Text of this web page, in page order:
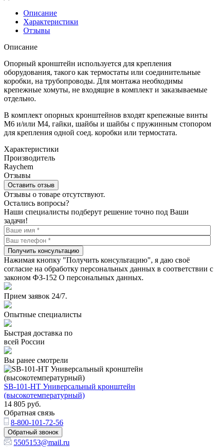
Описание
Характеристики
Отзывы
Описание
Опорный кронштейн используется для крепления
оборудования, такого как термостаты или соединительные
коробки, на трубопроводы. Для монтажа необходимы
крепежные хомуты, не входящие в комплект и заказываемые
отдельно.
В комплект опорных кронштейнов входят крепежные винты
M6 и/или M4, гайки, шайбы и шайбы с пружинным стопором
для крепления одной соед. коробки или термостата.
Характеристики
Производитель
Raychem
Отзывы
Оставить отзыв
Отзывы о товаре отсутствуют.
Остались вопросы?
Наши специалисты подберут решение точно под Ваши
задачи!
Получить консультацию
Нажимая кнопку "Получить консультацию", я даю своё
согласие на обработку персональных данных в соответствии с
законом ФЗ-152 О персональных данных.
Прием заявок 24/7.
Опытные специалисты
Быстрая доставка по
всей России
Вы ранее смотрели
SB-101-НТ Универсальный кронштейн
(высокотемпературный)
14 805 руб.
Обратная связь
8-800-101-72-56
Обратный звонок
5505153@mail.ru